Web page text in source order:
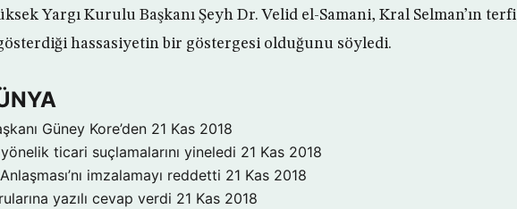
Yargı Kurulu Başkanı Şeyh Dr. Velid el-Samani, Kral Selman’ın terfi
hassasiyetin bir göstergesi olduğunu söyledi.
Güney Kore’den 21 Kas 2018
ticari suçlamalarını yineledi 21 Kas 2018
imzalamayı reddetti 21 Kas 2018
yazılı cevap verdi 21 Kas 2018